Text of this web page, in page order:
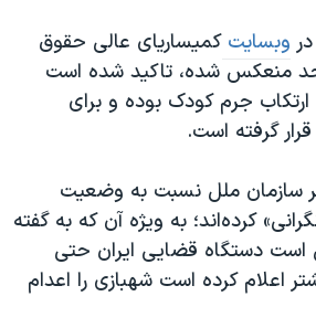
رهبری ایران
نوبل صلح
آمریکا «سی‌پک»
وبسایت کمیساریای عالی حقوق
منعکس شده، تاکید شده است
جرم کودک بوده و برای
گرفته است.
سازمان ملل نسبت به وضعیت
کرده‌اند؛ به ویژه آن که به گفته
است دستگاه قضایی ایران حتی
اعلام کرده است شهبازی را اعدام